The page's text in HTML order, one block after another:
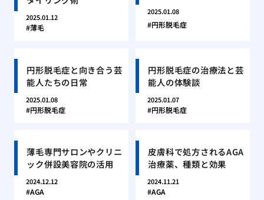
2025.01.12
薄毛
2025.01.08
円形脱毛症
円形脱毛症と向き合う芸
能人たちの日常
2025.01.08
円形脱毛症
円形脱毛症の治療法と芸
能人の体験談
2025.01.07
円形脱毛症
薄毛専門サロンやクリニ
ック併設美容院の活用
2024.12.12
AGA
皮膚科で処方されるAGA
治療薬、種類と効果
2024.11.21
AGA